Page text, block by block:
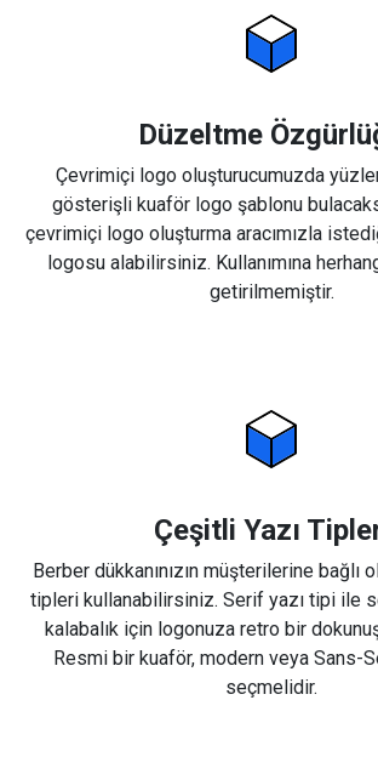
Düzeltme
Çevrimiçi logo oluşturucumuzda
gösterişli kuaför logo şablonu
çevrimiçi logo oluşturma aracımızla
logosu alabilirsiniz. Kullanımına
getirilmemiştir.
Çeşitli Yazı
Berber dükkanınızın müşterilerine bağlı
tipleri kullanabilirsiniz. Serif yazı tipi ile
kalabalık için logonuza retro bir
Resmi bir kuaför, modern veya Sans-
seçmelidir.